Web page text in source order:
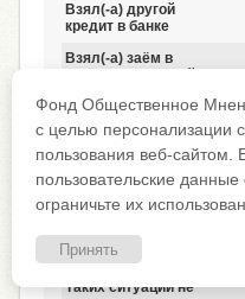
Взял(-а) другой
кредит в банке
Взял(-а) заём в
накопленные
сбережения
Продавал(-а) что-
то из имущества
Другое
Таких ситуаций не
Фонд Общественное
с целью персонализации
пользования веб-сайтом.
пользовательские
ограничьте их
Принять